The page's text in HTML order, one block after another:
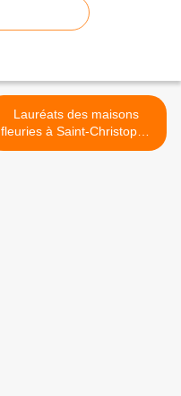
Lauréats des maisons
fleuries à Saint-Christophe
>